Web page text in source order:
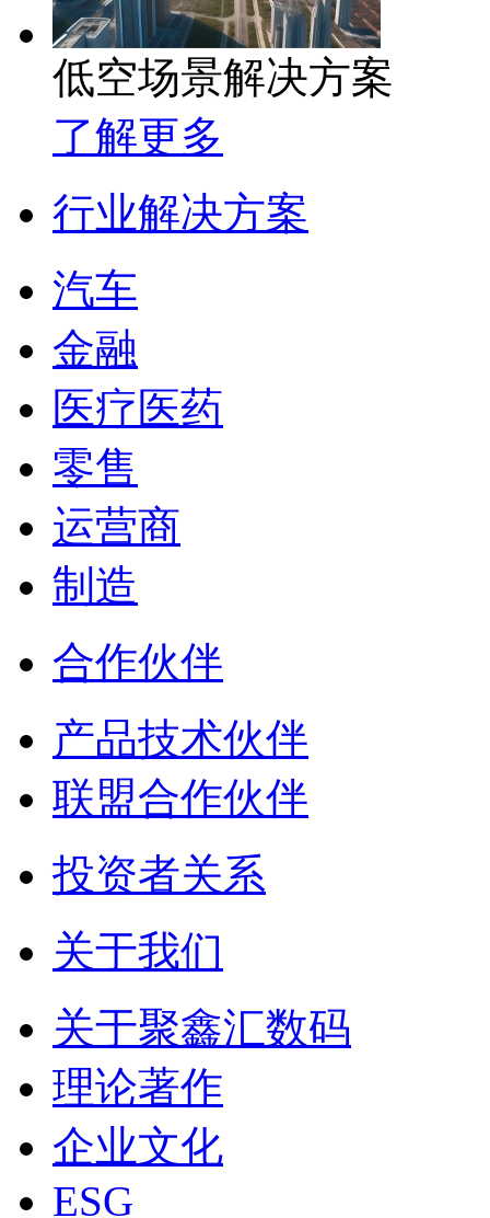
低空场景解决方案
了解更多
行业解决方案
汽车
金融
医疗医药
零售
运营商
制造
合作伙伴
产品技术伙伴
联盟合作伙伴
投资者关系
关于我们
关于聚鑫汇数码
理论著作
企业文化
ESG